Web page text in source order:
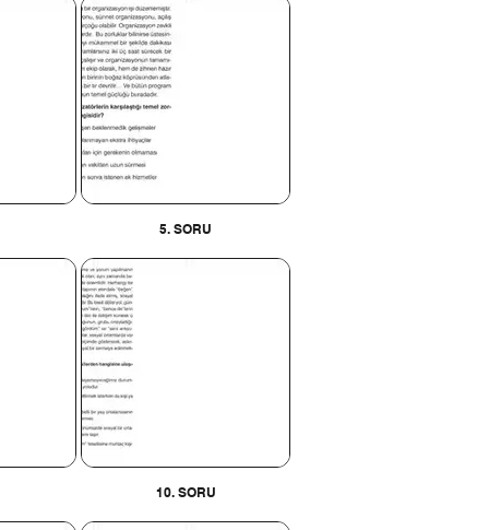
5. SORU
10. SORU